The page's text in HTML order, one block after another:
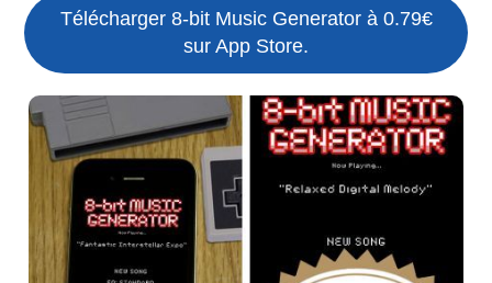
Télécharger 8-bit Music Generator à 0.79€
sur App Store.